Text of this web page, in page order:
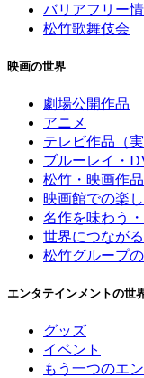
バリアフリー
松竹歌舞伎会
映画の世界
劇場公開作品
アニメ
テレビ作品（実
ブルーレイ・
松竹・映画作
映画館での楽
名作を味わう
世界につながる
松竹グループ
エンタテインメントの世
グッズ
イベント
もう一つのエ